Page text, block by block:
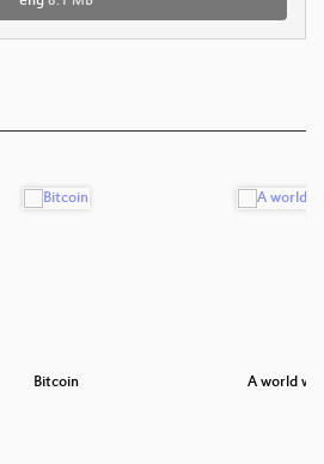
Bitcoin A world